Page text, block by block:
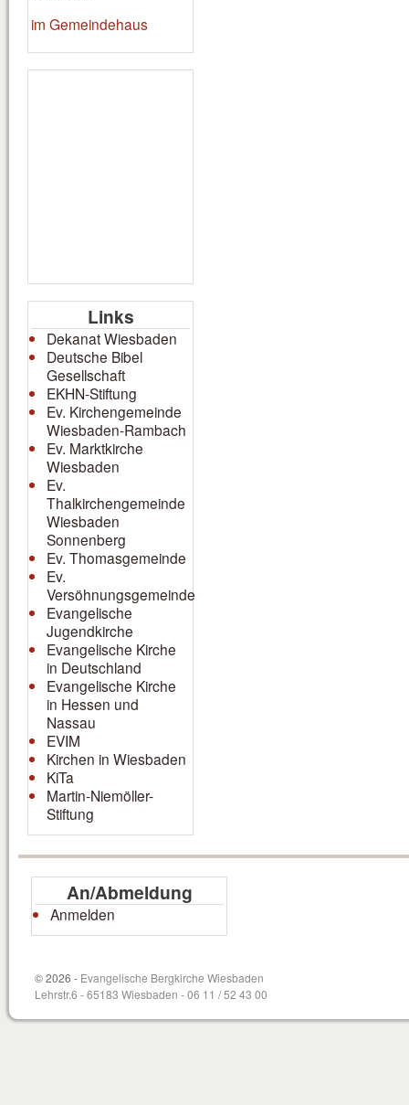
im Gemeindehaus
Links
Dekanat Wiesbaden
Deutsche Bibel
Gesellschaft
EKHN-Stiftung
Ev. Kirchengemeinde
Wiesbaden-Rambach
Ev. Marktkirche
Wiesbaden
Ev.
Thalkirchengemeinde
Wiesbaden
Sonnenberg
Ev. Thomasgemeinde
Ev.
Versöhnungsgemeinde
Evangelische
Jugendkirche
Evangelische Kirche
in Deutschland
Evangelische Kirche
in Hessen und
Nassau
EVIM
Kirchen in Wiesbaden
KiTa
Martin-Niemöller-
Stiftung
An/Abmeldung
Anmelden
© 2026 - Evangelische Bergkirche Wiesbaden
Lehrstr.6 - 65183 Wiesbaden - 06 11 / 52 43 00